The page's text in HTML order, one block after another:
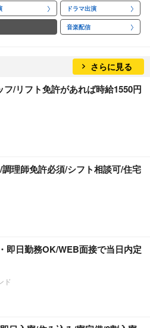
ドラマ出演
音楽配信
さらに見る
/リフト免許があれば時給1550円
調理師免許必須/シフト相談可/住宅
即日勤務OK/WEB面接で当日内定
ド